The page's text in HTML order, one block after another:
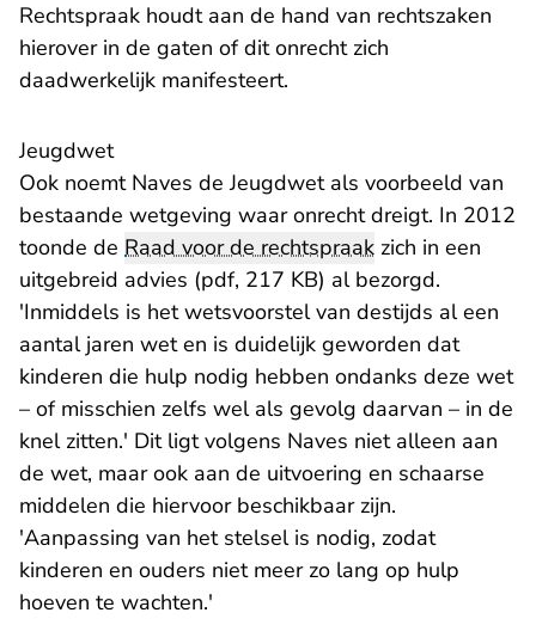
Rechtspraak houdt aan de hand van rechtszaken
hierover in de gaten of dit onrecht zich
daadwerkelijk manifesteert.
Jeugdwet
Ook noemt Naves de Jeugdwet als voorbeeld van
bestaande wetgeving waar onrecht dreigt. In 2012
toonde de Raad voor de rechtspraak zich in een
uitgebreid advies (pdf, 217 KB) al bezorgd.
'Inmiddels is het wetsvoorstel van destijds al een
aantal jaren wet en is duidelijk geworden dat
kinderen die hulp nodig hebben ondanks deze wet
– of misschien zelfs wel als gevolg daarvan – in de
knel zitten.' Dit ligt volgens Naves niet alleen aan
de wet, maar ook aan de uitvoering en schaarse
middelen die hiervoor beschikbaar zijn.
'Aanpassing van het stelsel is nodig, zodat
kinderen en ouders niet meer zo lang op hulp
hoeven te wachten.'